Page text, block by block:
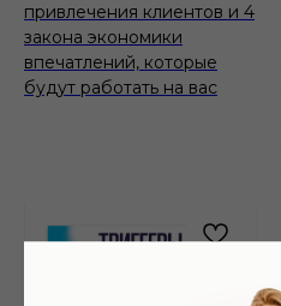
привлечения клиентов и 4
закона экономики
впечатлений, которые
будут работать на вас